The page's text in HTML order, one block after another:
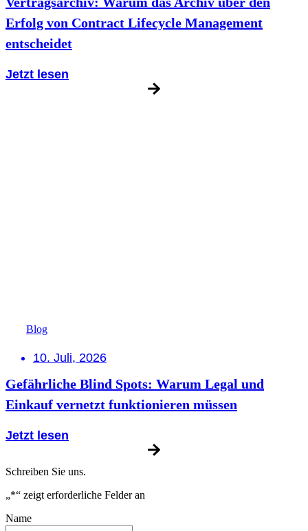
Erfolg von Contract Lifecycle Management
entscheidet
Jetzt lesen
Blog
10. Juli, 2026
Gefährliche Blind Spots: Warum Legal und
Einkauf vernetzt funktionieren müssen
Jetzt lesen
Schreiben Sie uns.
„*“ zeigt erforderliche Felder an
Name